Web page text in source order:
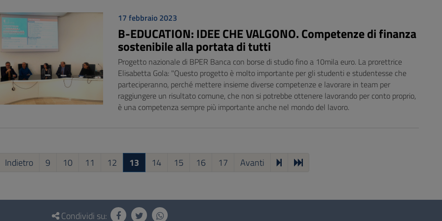
17 febbraio 2023
B-EDUCATION: IDEE CHE VALGONO. Competenze di finanza
sostenibile alla portata di tutti
Progetto nazionale di BPER Banca con borse di studio fino a 10mila euro. La prorettrice
Elisabetta Gola: "Questo progetto è molto importante per gli studenti e studentesse che
parteciperanno, perché mettere insieme diverse competenze e lavorare in team per
raggiungere un risultato comune, che non si potrebbe ottenere lavorando per conto proprio,
è una competenza sempre più importante anche nel mondo del lavoro.
Indietro 9 10 11 12 13 14 15 16 17 Avanti
Condividi su: